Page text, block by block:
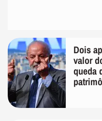
Dois
valor
queda